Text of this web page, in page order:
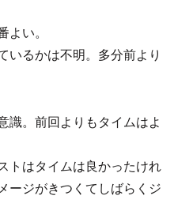
い。
いるかは不明。多分前より
識。前回よりもタイムはよ
トはタイムは良かったけれ
ージがきつくてしばらくジ